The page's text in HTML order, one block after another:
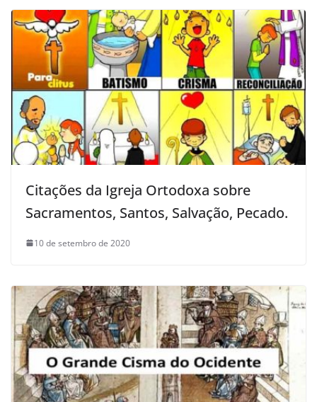
Citações da Igreja Ortodoxa sobre
Sacramentos, Santos, Salvação, Pecado.
10 de setembro de 2020